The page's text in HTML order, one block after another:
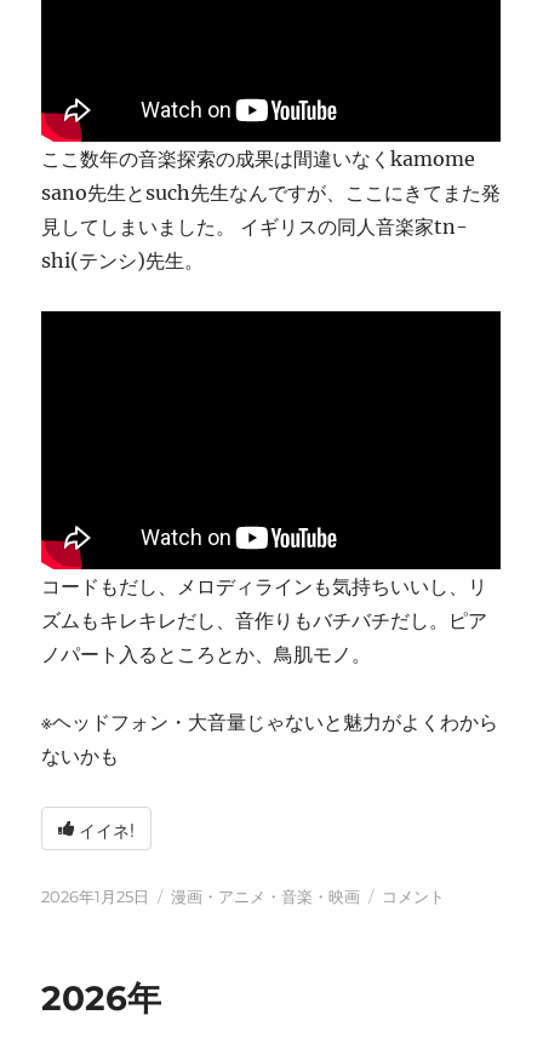
ここ数年の音楽探索の成果は間違いなくkamome
sano先生とsuch先生なんですが、ここにきてまた発
見してしまいました。 イギリスの同人音楽家tn-
shi(テンシ)先生。
コードもだし、メロディラインも気持ちいいし、リ
ズムもキレキレだし、音作りもバチバチだし。ピア
ノパート入るところとか、鳥肌モノ。
※ヘッドフォン・大音量じゃないと魅力がよくわから
ないかも
イイネ!
投
2026年1月25日
カ
漫画・アニメ・音楽・映画
tn-
コメント
2026年